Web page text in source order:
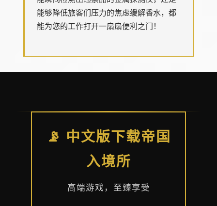
能够降低旅客们压力的焦虑缓解香水，都
能为您的工作打开一扇扇便利之门！
📡 中文版下载帝国
入境所
高端游戏，至臻享受